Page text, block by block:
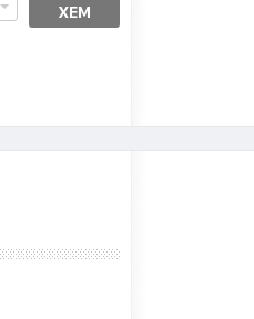
XEM